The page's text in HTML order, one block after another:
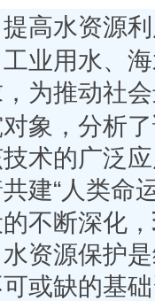
高水资源
工业用水、
为推动社
象，分析
术的广泛
建“人类命
不断深化，
资源保护
或缺的基